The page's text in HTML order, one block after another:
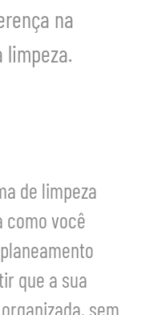
na
limpeza.
de limpeza
como você
que a sua